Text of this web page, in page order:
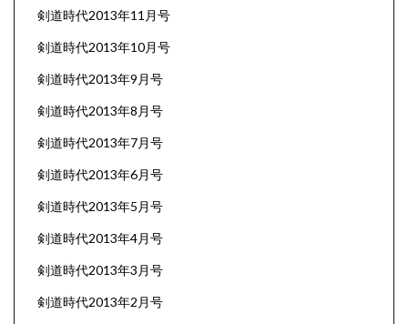
剣道時代2013年11月号
剣道時代2013年10月号
剣道時代2013年9月号
剣道時代2013年8月号
剣道時代2013年7月号
剣道時代2013年6月号
剣道時代2013年5月号
剣道時代2013年4月号
剣道時代2013年3月号
剣道時代2013年2月号